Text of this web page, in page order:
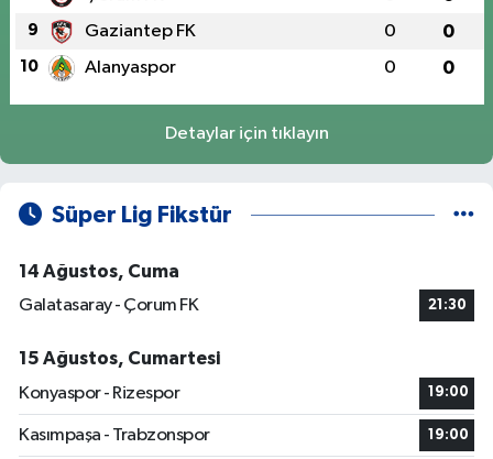
9 Gaziantep FK 0 0
10 Alanyaspor 0 0
Detaylar için tıklayın
Süper Lig Fikstür
14 Ağustos, Cuma
Galatasaray - Çorum FK
21:30
15 Ağustos, Cumartesi
Konyaspor - Rizespor
19:00
Kasımpaşa - Trabzonspor 19:00